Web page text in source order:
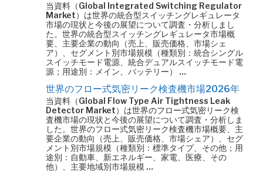
当資料（Global Integrated Switching Regulator
Market）は世界の統合型スイッチングレギュレータ
市場の現状と今後の展望について調査・分析しまし
た。世界の統合型スイッチングレギュレータ市場概
要、主要企業の動向（売上、販売価格、市場シェ
ア）、セグメント別市場規模（種類別：統合シングル
スイッチモード電源、統合デュアルスイッチモード電
源；用途別：メイン、バッテリー） …
世界のフロー式気密リーク検査機市場2026年
当資料（Global Flow Type Air Tightness Leak
Detector Market）は世界のフロー式気密リーク検
査機市場の現状と今後の展望について調査・分析しま
した。世界のフロー式気密リーク検査機市場概要、主
要企業の動向（売上、販売価格、市場シェア）、セグ
メント別市場規模（種類別：標準タイプ、その他；用
途別：自動車、新エネルギー、家電、医療、その
他）、主要地域別市場規模 …